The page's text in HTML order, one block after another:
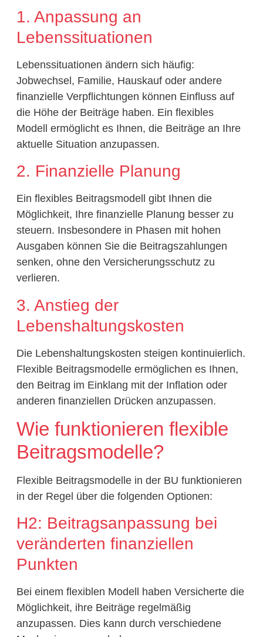
1. Anpassung an
Lebenssituationen
Lebenssituationen ändern sich häufig:
Jobwechsel, Familie, Hauskauf oder andere
finanzielle Verpflichtungen können Einfluss auf
die Höhe der Beiträge haben. Ein flexibles
Modell ermöglicht es Ihnen, die Beiträge an Ihre
aktuelle Situation anzupassen.
2. Finanzielle Planung
Ein flexibles Beitragsmodell gibt Ihnen die
Möglichkeit, Ihre finanzielle Planung besser zu
steuern. Insbesondere in Phasen mit hohen
Ausgaben können Sie die Beitragszahlungen
senken, ohne den Versicherungsschutz zu
verlieren.
3. Anstieg der
Lebenshaltungskosten
Die Lebenshaltungskosten steigen kontinuierlich.
Flexible Beitragsmodelle ermöglichen es Ihnen,
den Beitrag im Einklang mit der Inflation oder
anderen finanziellen Drücken anzupassen.
Wie funktionieren flexible
Beitragsmodelle?
Flexible Beitragsmodelle in der BU funktionieren
in der Regel über die folgenden Optionen:
H2: Beitragsanpassung bei
veränderten finanziellen
Punkten
Bei einem flexiblen Modell haben Versicherte die
Möglichkeit, ihre Beiträge regelmäßig
anzupassen. Dies kann durch verschiedene